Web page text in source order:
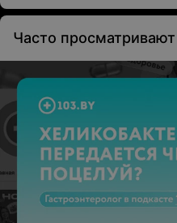
Часто просматривают